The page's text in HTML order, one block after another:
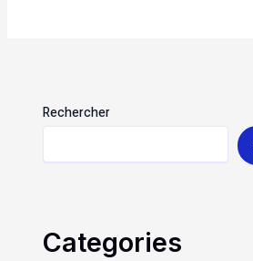
Rechercher
Categories